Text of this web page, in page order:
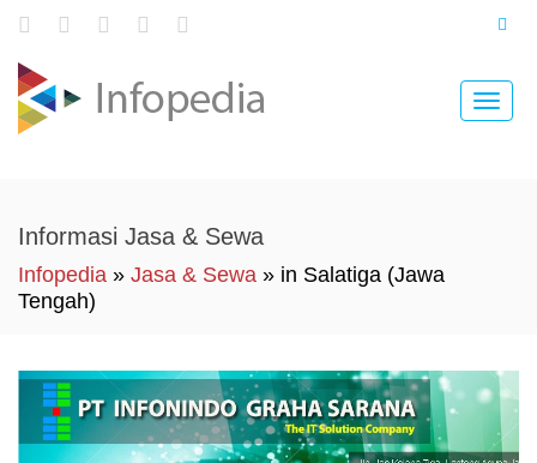
Toggle
Informasi Jasa & Sewa
Infopedia » Jasa & Sewa » in Salatiga (Jawa
Tengah)